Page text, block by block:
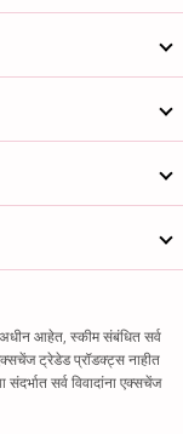
आहेत, स्कीम संबंधित सर्व
ट्रेडेड प्रॉडक्ट्स नाहीत
सर्व विवादांना एक्सचेंज